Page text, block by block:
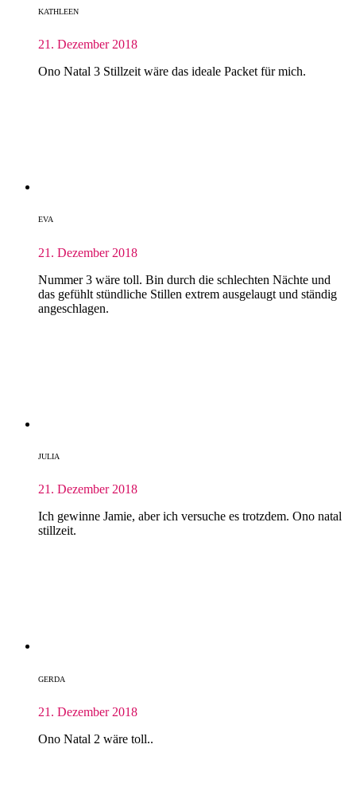
KATHLEEN
21. Dezember 2018
Ono Natal 3 Stillzeit wäre das ideale Packet für mich.
EVA
21. Dezember 2018
Nummer 3 wäre toll. Bin durch die schlechten Nächte und
das gefühlt stündliche Stillen extrem ausgelaugt und ständig
angeschlagen.
JULIA
21. Dezember 2018
Ich gewinne Jamie, aber ich versuche es trotzdem. Ono natal
stillzeit.
GERDA
21. Dezember 2018
Ono Natal 2 wäre toll..